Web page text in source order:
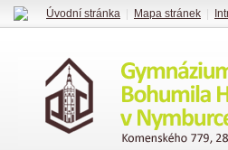
Úvodní stránka Mapa stránek